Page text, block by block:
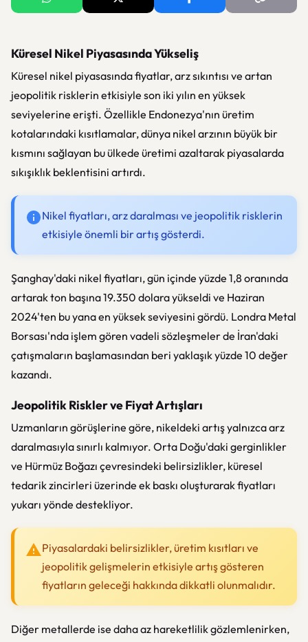
Küresel Nikel Piyasasında Yükseliş
Küresel nikel piyasasında fiyatlar, arz sıkıntısı ve artan
jeopolitik risklerin etkisiyle son iki yılın en yüksek
seviyelerine erişti. Özellikle Endonezya'nın üretim
kotalarındaki kısıtlamalar, dünya nikel arzının büyük bir
kısmını sağlayan bu ülkede üretimi azaltarak piyasalarda
sıkışıklık beklentisini artırdı.
Nikel fiyatları, arz daralması ve jeopolitik risklerin
etkisiyle önemli bir artış gösterdi.
Şanghay'daki nikel fiyatları, gün içinde yüzde 1,8 oranında
artarak ton başına 19.350 dolara yükseldi ve Haziran
2024'ten bu yana en yüksek seviyesini gördü. Londra Metal
Borsası'nda işlem gören vadeli sözleşmeler de İran'daki
çatışmaların başlamasından beri yaklaşık yüzde 10 değer
kazandı.
Jeopolitik Riskler ve Fiyat Artışları
Uzmanların görüşlerine göre, nikeldeki artış yalnızca arz
daralmasıyla sınırlı kalmıyor. Orta Doğu'daki gerginlikler
ve Hürmüz Boğazı çevresindeki belirsizlikler, küresel
tedarik zincirleri üzerinde ek baskı oluşturarak fiyatları
yukarı yönde destekliyor.
Piyasalardaki belirsizlikler, üretim kısıtları ve
jeopolitik gelişmelerin etkisiyle artış gösteren
fiyatların geleceği hakkında dikkatli olunmalıdır.
Diğer metallerde ise daha az hareketlilik gözlemlenirken,